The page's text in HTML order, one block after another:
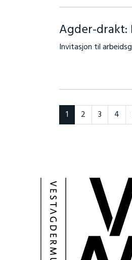
Agder-drakt:
Invitasjon til
1 2 3 4